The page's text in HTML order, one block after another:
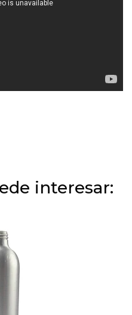
interesar: